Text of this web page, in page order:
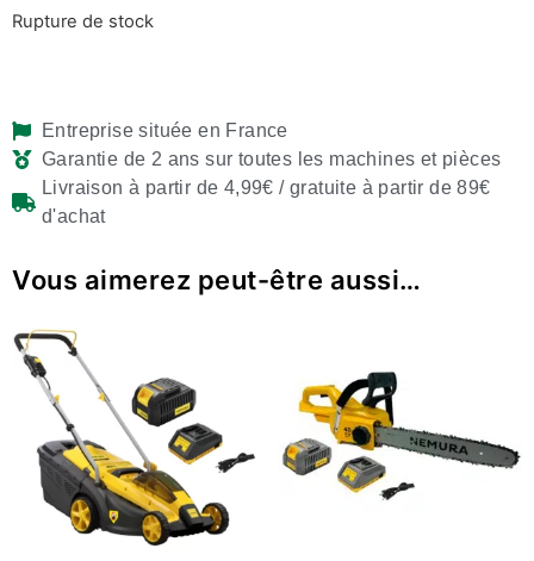
Rupture de stock
Entreprise située en France
Garantie de 2 ans sur toutes les machines et pièces
Livraison à partir de 4,99€ / gratuite à partir de 89€
d'achat
Vous aimerez peut-être aussi…